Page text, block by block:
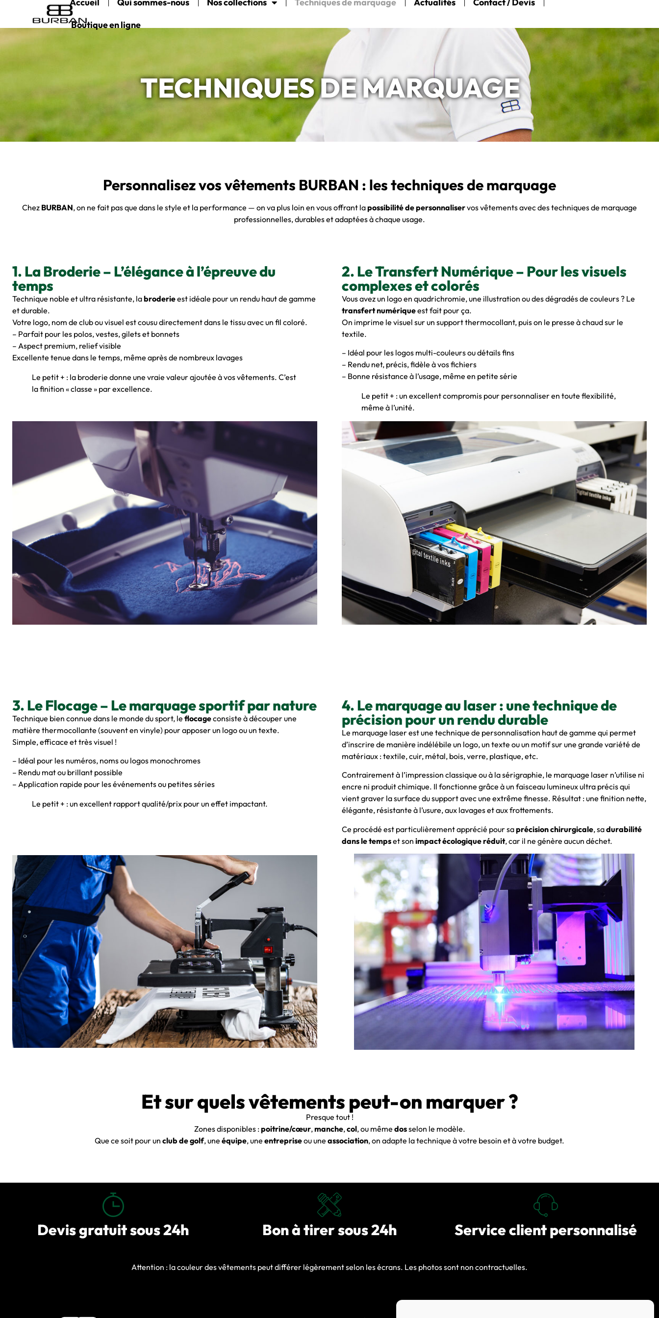
Accueil Qui sommes-nous Nos collections Techniques de marquage Actualités
Contact / Devis
Boutique en ligne
TECHNIQUES DE MARQUAGE
Personnalisez vos vêtements BURBAN : les techniques de marquage
Chez BURBAN, on ne fait pas que dans le style et la performance — on va plus loin en vous offrant lapossibilité de personnaliservos vêtements avec des techniques de marquage
professionnelles, durables et adaptées à chaque usage.
1. La Broderie – L’élégance à l’épreuve du
temps
Technique noble et ultra résistante, labroderieest idéale pour un rendu haut de gamme
et durable.
Votre logo, nom de club ou visuel est cousu directement dans le tissu avec un fil coloré.
– Parfait pour les polos, vestes, gilets et bonnets
– Aspect premium, relief visible
Excellente tenue dans le temps, même après de nombreux lavages
Le petit + : la broderie donne une vraie valeur ajoutée à vos vêtements. C’est
la finition « classe » par excellence.
2. Le Transfert Numérique – Pour les visuels
complexes et colorés
Vous avez un logo en quadrichromie, une illustration ou des dégradés de couleurs ? Le
transfert numériqueest fait pour ça.
On imprime le visuel sur un support thermocollant, puis on le presse à chaud sur le
textile.
– Idéal pour les logos multi-couleurs ou détails fins
– Rendu net, précis, fidèle à vos fichiers
– Bonne résistance à l’usage, même en petite série
Le petit + : un excellent compromis pour personnaliser en toute flexibilité,
même à l’unité.
3. Le Flocage – Le marquage sportif par nature
Technique bien connue dans le monde du sport, le flocageconsiste à découper une
matière thermocollante (souvent en vinyle) pour apposer un logo ou un texte.
Simple, efficace et très visuel !
– Idéal pour les numéros, noms ou logos monochromes
– Rendu mat ou brillant possible
– Application rapide pour les événements ou petites séries
Le petit + : un excellent rapport qualité/prix pour un effet impactant.
4. Le marquage au laser : une technique de
précision pour un rendu durable
Le marquage laser est une technique de personnalisation haut de gamme qui permet
d’inscrire de manière indélébile un logo, un texte ou un motif sur une grande variété de
matériaux : textile, cuir, métal, bois, verre, plastique, etc.
Contrairement à l’impression classique ou à la sérigraphie, le marquage laser n’utilise ni
encre ni produit chimique. Il fonctionne grâce à un faisceau lumineux ultra précis qui
vient graver la surface du support avec une extrême finesse. Résultat : une finition nette,
élégante, résistante à l’usure, aux lavages et aux frottements.
Ce procédé est particulièrement apprécié pour saprécision chirurgicale, sadurabilité
dans le tempset son impact écologique réduit, car il ne génère aucun déchet.
Et sur quels vêtements peut-on marquer ?
Presque tout !
Zones disponibles :poitrine/cœur,manche,col, ou même dosselon le modèle.
Que ce soit pour un club de golf, une équipe, une entrepriseou une association, on adapte la technique à votre besoin et à votre budget.
Devis gratuit sous 24h Bon à tirer sous 24h Service client personnalisé
Attention : la couleur des vêtements peut différer légèrement selon les écrans. Les photos sont non contractuelles.